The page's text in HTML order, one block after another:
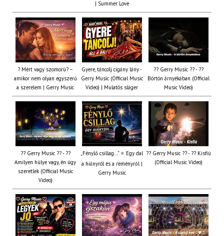
| Summer Love
? Mért vagy szomorú? –
amikor nem olyan egyszerű
a szerelem | Gerry Music
Gyere, táncolj cigány lány -
Gerry Music (Official Music
Video) | Mulatós sláger
?? Gerry Music ?? - ??
Börtön árnyékában (Official
Music Video)
?? Gerry Music ?? - ??
Amilyen hülye vagy, én úgy
szeretlek (Official Music
Video)
„Fénylő csillag…” ⭐ Egy dal
a hiányról és a reményről |
Gerry Music
?? Gerry Music ?? - ?? Kisfiú
(Official Music Video)